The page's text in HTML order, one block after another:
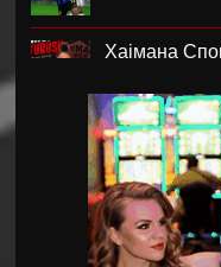
Хајмана
Модриќ и
Јадранот
Синот на